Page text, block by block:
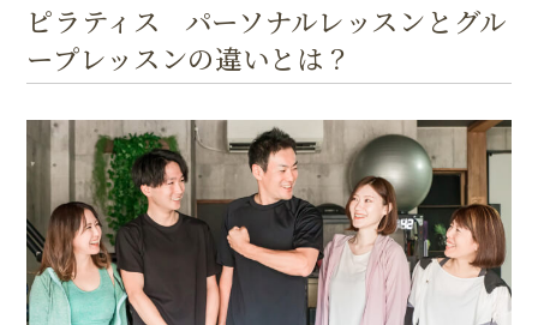
ピラティス パーソナルレッスンとグル
ープレッスンの違いとは？